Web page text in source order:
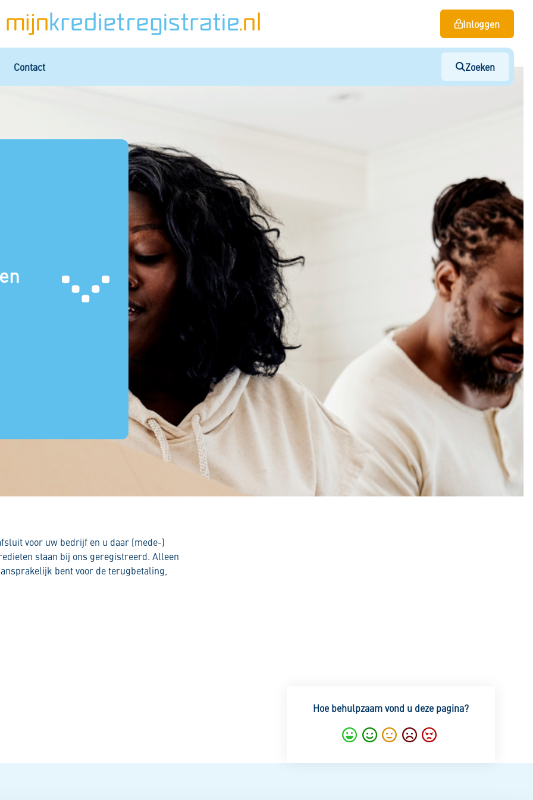
Inloggen
Contact Zoeken
voor uw bedrijf en u daar (mede-)
staan bij ons geregistreerd. Alleen
bent voor de terugbetaling,
Hoe behulpzaam vond u deze pagina?
Super
Goed
Gemiddeld
Nietgoed
Slecht